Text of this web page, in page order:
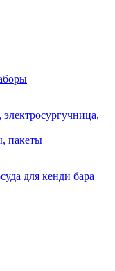
пакеты
для кенди бара